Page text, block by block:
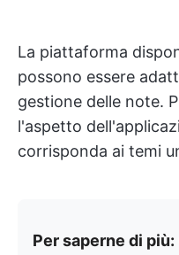
La piattaforma
possono essere
gestione delle note.
l'aspetto
corrisponda ai temi
Per saperne di più: